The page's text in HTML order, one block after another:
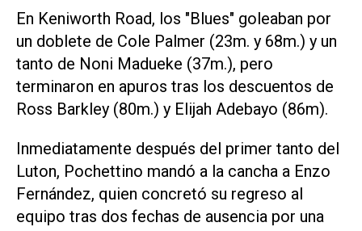
En Keniworth Road, los "Blues" goleaban por
un doblete de Cole Palmer (23m. y 68m.) y un
tanto de Noni Madueke (37m.), pero
terminaron en apuros tras los descuentos de
Ross Barkley (80m.) y Elijah Adebayo (86m).
Inmediatamente después del primer tanto del
Luton, Pochettino mandó a la cancha a Enzo
Fernández, quien concretó su regreso al
equipo tras dos fechas de ausencia por una